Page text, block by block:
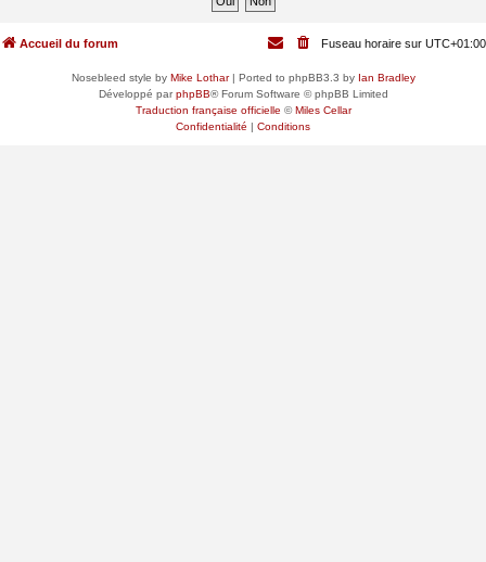
Accueil du forum Fuseau horaire sur UTC+01:00
Nosebleed style by Mike Lothar| Ported to phpBB3.3 by Ian Bradley
Développé parphpBB® Forum Software © phpBB Limited
Traduction française officielle ©Miles Cellar
Confidentialité | Conditions